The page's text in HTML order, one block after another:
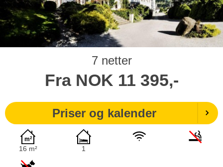
7 netter
Fra NOK 11 395,-
Priser og kalender
16 m² 1